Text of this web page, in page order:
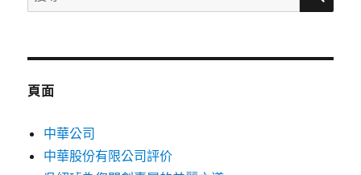
尋
鍵
頁面
中華公司
中華股份有限公司評价